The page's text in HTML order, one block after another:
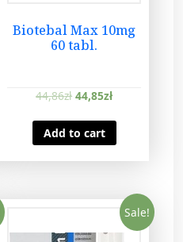
Biotebal Max 10mg
60 tabl.
44,86zł 44,85zł
Add to cart
Sale!